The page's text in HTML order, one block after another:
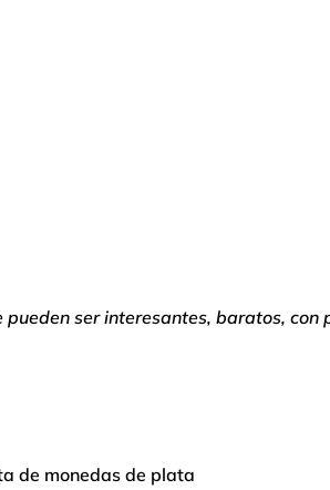
pueden ser interesantes, baratos, con
de monedas de plata